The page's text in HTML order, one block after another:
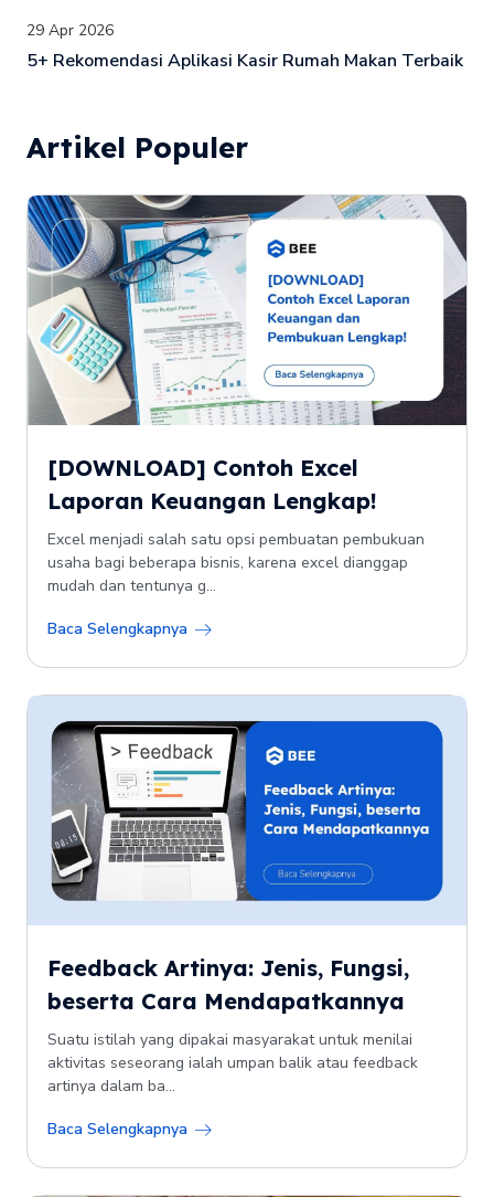
29 Apr 2026
5+ Rekomendasi Aplikasi Kasir Rumah Makan Terbaik
Artikel Populer
[DOWNLOAD] Contoh Excel
Laporan Keuangan Lengkap!
Excel menjadi salah satu opsi pembuatan pembukuan
usaha bagi beberapa bisnis, karena excel dianggap
mudah dan tentunya g...
Baca Selengkapnya
Feedback Artinya: Jenis, Fungsi,
beserta Cara Mendapatkannya
Suatu istilah yang dipakai masyarakat untuk menilai
aktivitas seseorang ialah umpan balik atau feedback
artinya dalam ba...
Baca Selengkapnya